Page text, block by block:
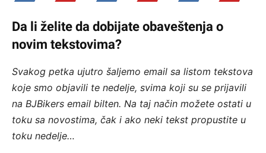
Da li želite da dobijate obaveštenja o
novim tekstovima?
Svakog petka ujutro šaljemo email sa listom tekstova
koje smo objavili te nedelje, svima koji su se prijavili
na BJBikers email bilten. Na taj način možete ostati u
toku sa novostima, čak i ako neki tekst propustite u
toku nedelje…